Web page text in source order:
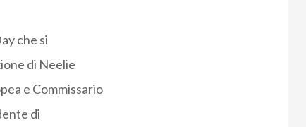
che si
di Neelie
e Commissario
di